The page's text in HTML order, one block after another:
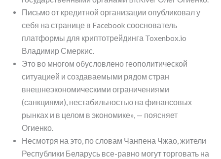
Письмо от кредитной организации опубликовал у
себя на странице в Facebook сооснователь
платформы для криптотрейдинга Toxenbox.io
Владимир Смеркис.
Это во многом обусловлено геополитической
ситуацией и создаваемыми рядом стран
внешнеэкономическими ограничениями
(санкциями), нестабильностью на финансовых
рынках и в целом в экономике», — поясняет
Огиенко.
Несмотря на это, по словам Чанпена Чжао, жители
Республики Беларусь все-равно могут торговать на